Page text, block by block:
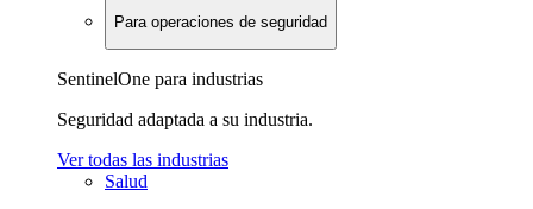
Para operaciones de seguridad
SentinelOne para industrias
Seguridad adaptada a su industria.
Ver todas las industrias
Salud